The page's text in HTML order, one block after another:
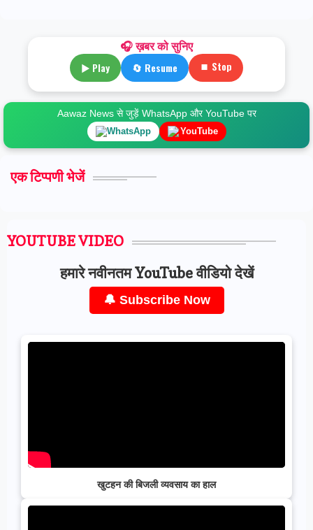
🎧 ख़बर को सुनिए
▶ Play 🔄 Resume ⏹ Stop
Aawaz News से जुड़ें WhatsApp और YouTube पर
WhatsApp YouTube
एक टिप्पणी भेजें
YOUTUBE VIDEO
हमारे नवीनतम YouTube वीडियो देखें
🔔 Subscribe Now
खुटहन की बिजली व्यवसाय का हाल